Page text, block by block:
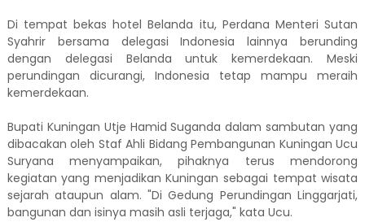
Di tempat bekas hotel Belanda itu, Perdana Menteri Sutan
Syahrir bersama delegasi Indonesia lainnya berunding
dengan delegasi Belanda untuk kemerdekaan. Meski
perundingan dicurangi, Indonesia tetap mampu meraih
kemerdekaan.
Bupati Kuningan Utje Hamid Suganda dalam sambutan yang
dibacakan oleh Staf Ahli Bidang Pembangunan Kuningan Ucu
Suryana menyampaikan, pihaknya terus mendorong
kegiatan yang menjadikan Kuningan sebagai tempat wisata
sejarah ataupun alam. "Di Gedung Perundingan Linggarjati,
bangunan dan isinya masih asli terjaga," kata Ucu.